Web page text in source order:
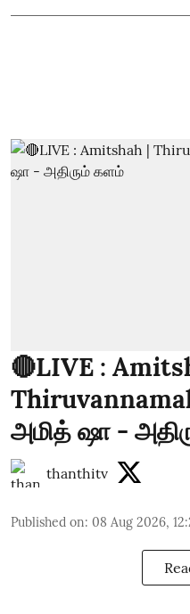
🔴LIVE :
அமித் ஷா -
thanthitv
Published on: 08 Aug 2026,